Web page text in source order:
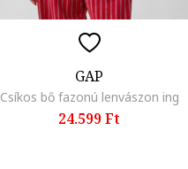
GAP
Csíkos bő fazonú lenvászon ing
24.599 Ft